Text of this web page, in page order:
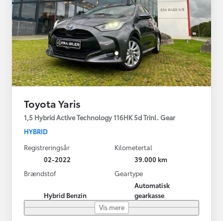
Toyota Yaris
1,5 Hybrid Active Technology 116HK 5d Trinl. Gear
HYBRID
Registreringsår
02-2022
Kilometertal
39.000 km
Brændstof
Hybrid Benzin
Geartype
Automatisk
gearkasse
Vis mere